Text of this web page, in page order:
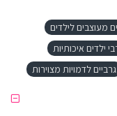
מעוצבים לילדים
ילדים איכותיות
גרביים לדמויות מצוירות